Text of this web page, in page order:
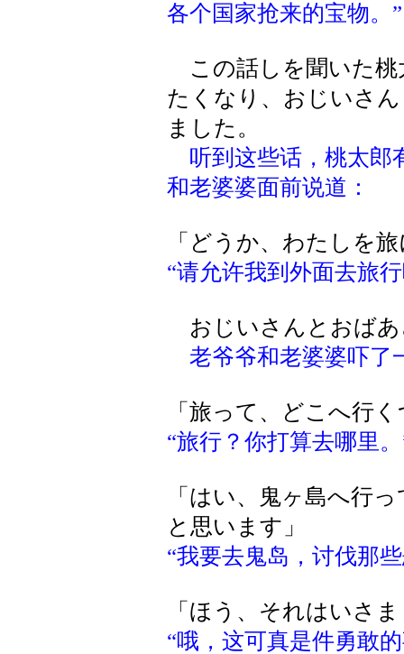
各个国家抢来的宝物。”
この話しを聞いた桃
たくなり、おじいさ
ました。
听到这些话，桃太郎
和老婆婆面前说道：
「どうか、わたしを
“请允许我到外面去旅
おじいさんとおばあ
老爷爷和老婆婆吓了
「旅って、どこへ行
“旅行？你打算去哪里
「はい、鬼ヶ島へ行
と思います」
“我要去鬼岛，讨伐那
「ほう、それはいさ
“哦，这可真是件勇敢